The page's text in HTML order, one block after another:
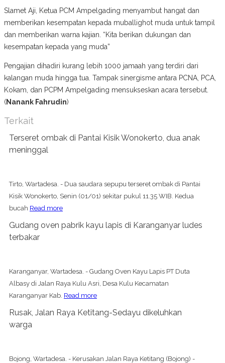
Slamet Aji, Ketua PCM Ampelgading menyambut hangat dan
memberikan kesempatan kepada muballighot muda untuk tampil
dan memberikan warna kajian. “Kita berikan dukungan dan
kesempatan kepada yang muda”
Pengajian dihadiri kurang lebih 1000 jamaah yang terdiri dari
kalangan muda hingga tua. Tampak sinergisme antara PCNA, PCA,
Kokam, dan PCPM Ampelgading mensukseskan acara tersebut.
(Nanank Fahrudin)
Terkait
Terseret ombak di Pantai Kisik Wonokerto, dua anak
meninggal
Tirto, Wartadesa. - Dua saudara sepupu terseret ombak di Pantai
Kisik Wonokerto, Senin (01/01) sekitar pukul 11.35 WIB. Kedua
bucah Read more
Gudang oven pabrik kayu lapis di Karanganyar ludes
terbakar
Karanganyar, Wartadesa. - Gudang Oven Kayu Lapis PT Duta
Albasy di Jalan Raya Kulu Asri, Desa Kulu Kecamatan
Karanganyar Kab. Read more
Rusak, Jalan Raya Ketitang-Sedayu dikeluhkan
warga
Bojong, Wartadesa. - Kerusakan Jalan Raya Ketitang (Bojong) -